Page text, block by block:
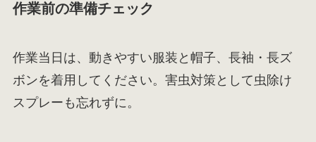
作業前の準備チェック
作業当日は、動きやすい服装と帽子、長袖・長ズ
ボンを着用してください。害虫対策として虫除け
スプレーも忘れずに。